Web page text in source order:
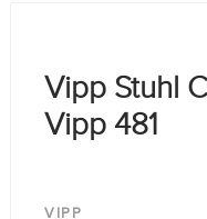
Vipp Stuhl
Vipp 481
VIPP